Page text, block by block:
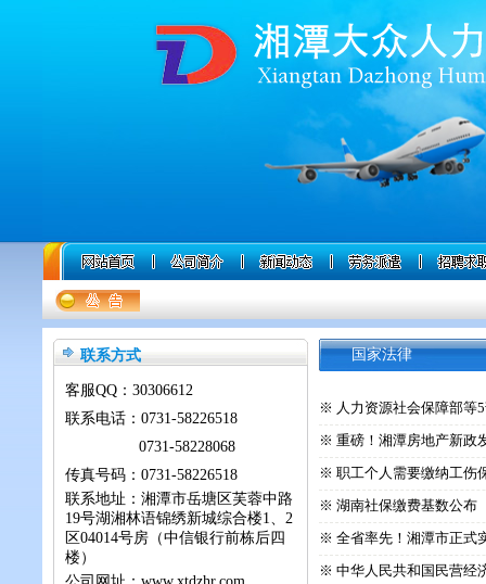
联系方式
客服QQ： 30306612
联系电话：0731-58226518
0731-58228068
传真号码：0731-58226518
联系地址：湘潭市岳塘区芙蓉中路
19号湖湘林语锦绣新城综合楼1、2
区04014号房（中信银行前栋后四
楼）
国家法律
※ 人力资源社会保障部等
※ 重磅！湘潭房地产新政
※ 职工个人需要缴纳工伤
※ 湖南社保缴费基数公布
※ 全省率先！湘潭市正式
※ 中华人民共和国民营经